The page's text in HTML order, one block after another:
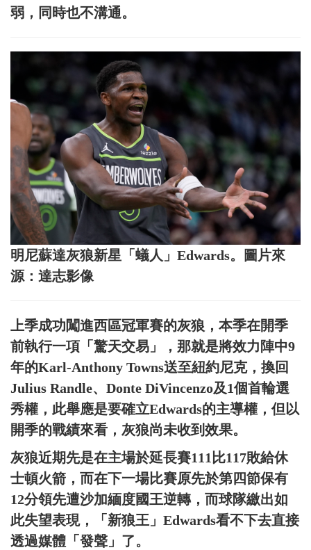
弱，同時也不溝通。
明尼蘇達灰狼新星「蟻人」Edwards。圖片來
源：達志影像
上季成功闖進西區冠軍賽的灰狼，本季在開季
前執行一項「驚天交易」，那就是將效力陣中9
年的Karl-Anthony Towns送至紐約尼克，換回
Julius Randle、Donte DiVincenzo及1個首輪選
秀權，此舉應是要確立Edwards的主導權，但以
開季的戰績來看，灰狼尚未收到效果。
灰狼近期先是在主場於延長賽111比117敗給休
士頓火箭，而在下一場比賽原先於第四節保有
12分領先遭沙加緬度國王逆轉，而球隊繳出如
此失望表現，「新狼王」Edwards看不下去直接
透過媒體「發聲」了。